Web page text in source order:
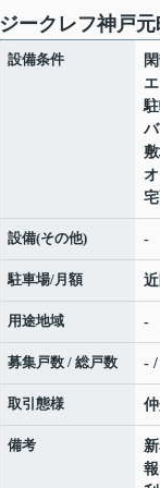
ジークレフ神戸
設備条件
設備(その他) -
駐車場/月額
用途地域 -
募集戸数 / 総戸数 - /
取引態様
備考